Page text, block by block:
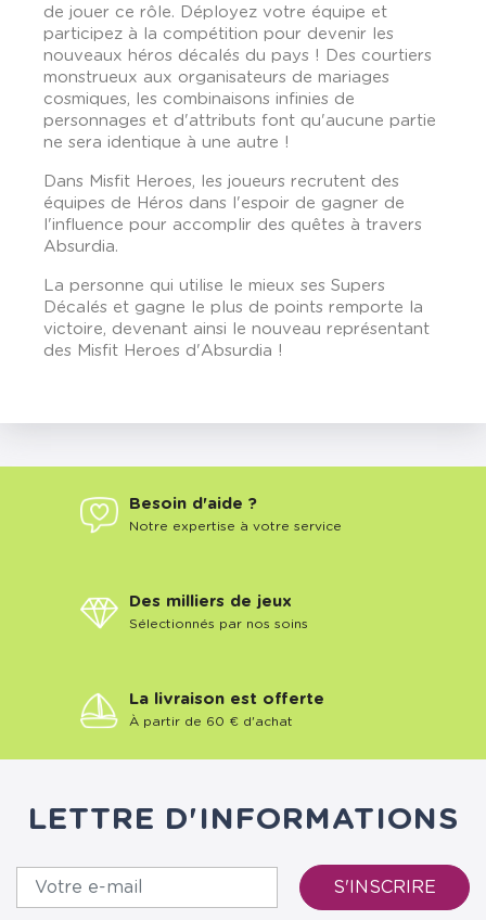
de jouer ce rôle. Déployez votre équipe et
participez à la compétition pour devenir les
nouveaux héros décalés du pays ! Des courtiers
monstrueux aux organisateurs de mariages
cosmiques, les combinaisons infinies de
personnages et d'attributs font qu'aucune partie
ne sera identique à une autre !
Dans Misfit Heroes, les joueurs recrutent des
équipes de Héros dans l'espoir de gagner de
l'influence pour accomplir des quêtes à travers
Absurdia.
La personne qui utilise le mieux ses Supers
Décalés et gagne le plus de points remporte la
victoire, devenant ainsi le nouveau représentant
des Misfit Heroes d'Absurdia !
Besoin d'aide ?
Notre expertise à votre service
Des milliers de jeux
Sélectionnés par nos soins
La livraison est offerte
À partir de 60 € d'achat
LETTRE D'INFORMATIONS